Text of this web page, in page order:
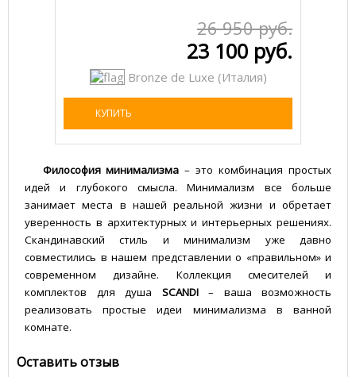
26 950 руб.
23 100 руб.
Bronze de Luxe (Италия)
КУПИТЬ
Философия минимализма – это комбинация простых
идей и глубокого смысла. Минимализм все больше
занимает места в нашей реальной жизни и обретает
уверенность в архитектурных и интерьерных решениях.
Скандинавский стиль и минимализм уже давно
совместились в нашем представлении о «правильном» и
современном дизайне. Коллекция смесителей и
комплектов для душа SCANDI– ваша возможность
реализовать простые идеи минимализма в ванной
комнате.
Оставить отзыв